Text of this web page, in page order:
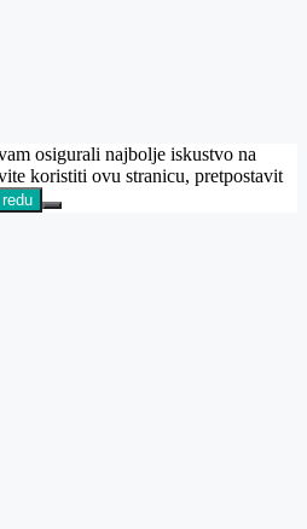
osigurali najbolje iskustvo na
koristiti ovu stranicu, pretpostavit
redu